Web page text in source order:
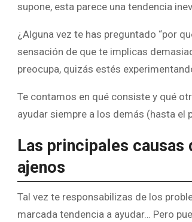
supone, esta parece una tendencia
¿Alguna vez te has preguntado “por
sensación de que te implicas
preocupa, quizás estés
Te contamos en qué consiste y qué
ayudar siempre a los demás (hasta el
Las principales
ajenos
Tal vez te responsabilizas de los
marcada tendencia a ayudar… Pero